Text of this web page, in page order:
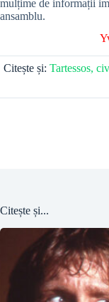
mulțime de informații
ansamblu.
Citește și: Tartessos,
Citește și...